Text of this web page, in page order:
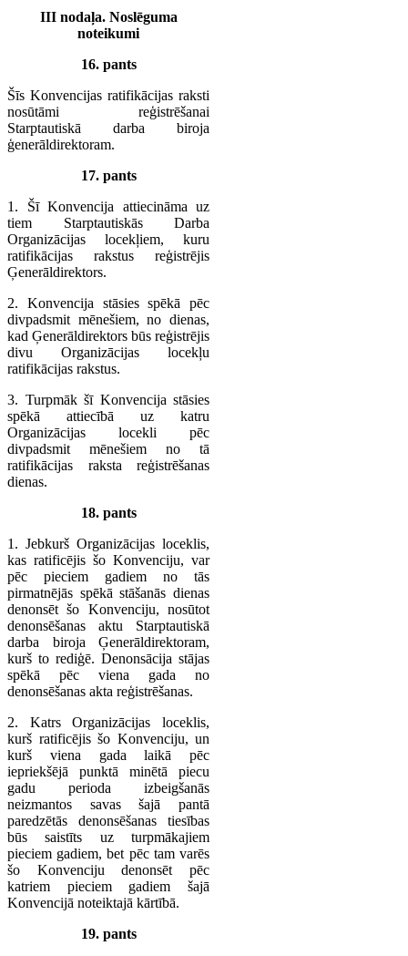
III nodaļa. Noslēguma
noteikumi
16. pants
Šīs Konvencijas ratifikācijas raksti
nosūtāmi reģistrēšanai
Starptautiskā darba biroja
ģenerāldirektoram.
17. pants
1. Šī Konvencija attiecināma uz
tiem Starptautiskās Darba
Organizācijas locekļiem, kuru
ratifikācijas rakstus reģistrējis
Ģenerāldirektors.
2. Konvencija stāsies spēkā pēc
divpadsmit mēnešiem, no dienas,
kad Ģenerāldirektors būs reģistrējis
divu Organizācijas locekļu
ratifikācijas rakstus.
3. Turpmāk šī Konvencija stāsies
spēkā attiecībā uz katru
Organizācijas locekli pēc
divpadsmit mēnešiem no tā
ratifikācijas raksta reģistrēšanas
dienas.
18. pants
1. Jebkurš Organizācijas loceklis,
kas ratificējis šo Konvenciju, var
pēc pieciem gadiem no tās
pirmatnējās spēkā stāšanās dienas
denonsēt šo Konvenciju, nosūtot
denonsēšanas aktu Starptautiskā
darba biroja Ģenerāldirektoram,
kurš to rediģē. Denonsācija stājas
spēkā pēc viena gada no
denonsēšanas akta reģistrēšanas.
2. Katrs Organizācijas loceklis,
kurš ratificējis šo Konvenciju, un
kurš viena gada laikā pēc
iepriekšējā punktā minētā piecu
gadu perioda izbeigšanās
neizmantos savas šajā pantā
paredzētās denonsēšanas tiesības
būs saistīts uz turpmākajiem
pieciem gadiem, bet pēc tam varēs
šo Konvenciju denonsēt pēc
katriem pieciem gadiem šajā
Konvencijā noteiktajā kārtībā.
19. pants